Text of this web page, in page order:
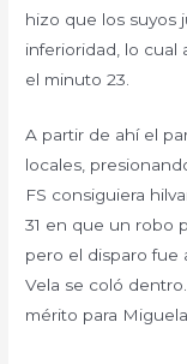
hizo que los suyos
inferioridad, lo cual
el minuto 23.
A partir de ahí el
locales,
FS consiguiera
31 en que un robo
pero el disparo fue
Vela se coló
mérito para